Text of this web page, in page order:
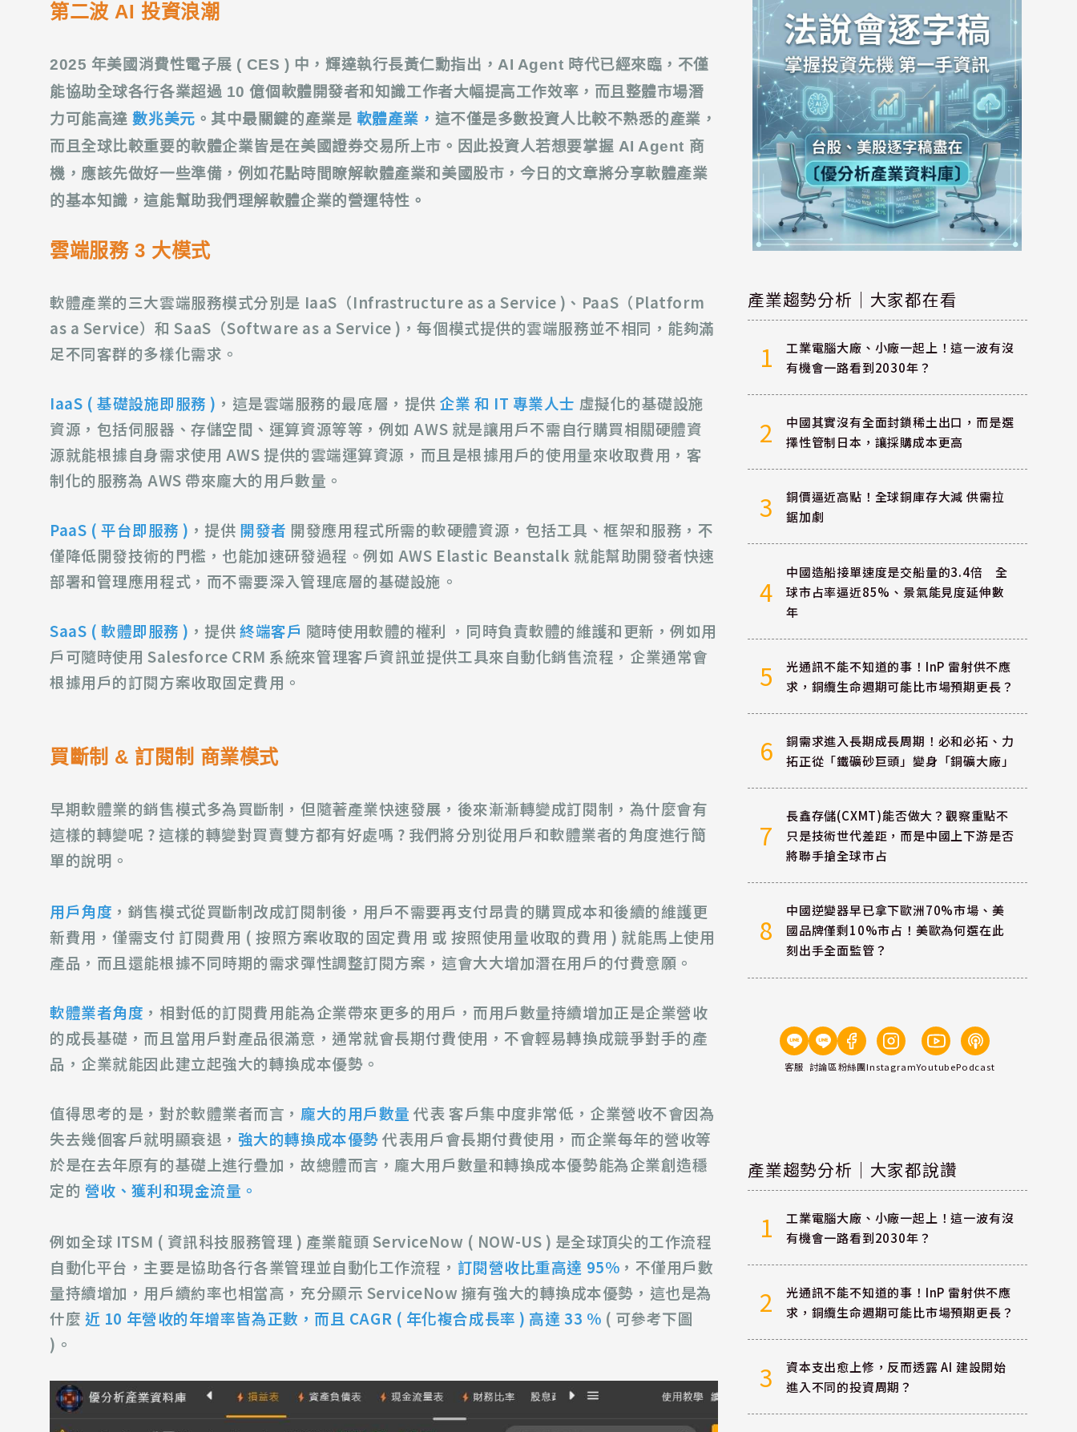
第二波 AI 投資浪潮
2025 年美國消費性電子展 ( CES ) 中，輝達執行長黃仁勳指出，AI Agent 時代已經來臨，不僅
能協助全球各行各業超過 10 億個軟體開發者和知識工作者大幅提高工作效率，而且整體市場潛
力可能高達 數兆美元 。其中最關鍵的產業是 軟體產業， 這不僅是多數投資人比較不熟悉的產業，
而且全球比較重要的軟體企業皆是在美國證券交易所上市。因此投資人若想要掌握 AI Agent 商
機，應該先做好一些準備，例如花點時間瞭解軟體產業和美國股市，今日的文章將分享軟體產業
的基本知識，這能幫助我們理解軟體企業的營運特性。
雲端服務 3 大模式
軟體產業的三大雲端服務模式分別是 IaaS（Infrastructure as a Service )、PaaS（Platform
as a Service）和 SaaS（Software as a Service )，每個模式提供的雲端服務並不相同，能夠滿
足不同客群的多樣化需求。
IaaS ( 基礎設施即服務 ) ，這是雲端服務的最底層，提供 企業 和 IT 專業人士 虛擬化的基礎設施
資源，包括伺服器、存儲空間、運算資源等等，例如 AWS 就是讓用戶不需自行購買相關硬體資
源就能根據自身需求使用 AWS 提供的雲端運算資源，而且是根據用戶的使用量來收取費用，客
制化的服務為 AWS 帶來龐大的用戶數量。
PaaS ( 平台即服務 ) ，提供 開發者 開發應用程式所需的軟硬體資源，包括工具、框架和服務，不
僅降低開發技術的門檻，也能加速研發過程。例如 AWS Elastic Beanstalk 就能幫助開發者快速
部署和管理應用程式，而不需要深入管理底層的基礎設施。
SaaS ( 軟體即服務 ) ，提供終端客戶 隨時使用軟體的權利 ，同時負責軟體的維護和更新，例如用
戶可隨時使用 Salesforce CRM 系統來管理客戶資訊並提供工具來自動化銷售流程，企業通常會
根據用戶的訂閱方案收取固定費用。
買斷制 & 訂閱制 商業模式
早期軟體業的銷售模式多為買斷制，但隨著產業快速發展，後來漸漸轉變成訂閱制，為什麼會有
這樣的轉變呢 ? 這樣的轉變對買賣雙方都有好處嗎 ? 我們將分別從用戶和軟體業者的角度進行簡
單的說明。
用戶角度 ，銷售模式從買斷制改成訂閱制後，用戶不需要再支付昂貴的購買成本和後續的維護更
新費用，僅需支付 訂閱費用 ( 按照方案收取的固定費用 或 按照使用量收取的費用 ) 就能馬上使用
產品，而且還能根據不同時期的需求彈性調整訂閱方案，這會大大增加潛在用戶的付費意願。
軟體業者角度 ，相對低的訂閱費用能為企業帶來更多的用戶，而用戶數量持續增加正是企業營收
的成長基礎，而且當用戶對產品很滿意，通常就會長期付費使用，不會輕易轉換成競爭對手的產
品，企業就能因此建立起強大的轉換成本優勢。
值得思考的是，對於軟體業者而言， 龐大的用戶數量代表 客戶集中度非常低，企業營收不會因為
失去幾個客戶就明顯衰退， 強大的轉換成本優勢代表用戶會長期付費使用，而企業每年的營收等
於是在去年原有的基礎上進行疊加，故總體而言，龐大用戶數量和轉換成本優勢能為企業創造穩
定的 營收、獲利和現金流量。
例如全球 ITSM ( 資訊科技服務管理 ) 產業龍頭 ServiceNow ( NOW-US ) 是全球頂尖的工作流程
自動化平台，主要是協助各行各業管理並自動化工作流程， 訂閱營收比重高達 95% ，不僅用戶數
量持續增加，用戶續約率也相當高，充分顯示 ServiceNow 擁有強大的轉換成本優勢，這也是為
什麼 近 10 年營收的年增率皆為正數，而且 CAGR ( 年化複合成長率 ) 高達 33 % ( 可參考下圖
)。
產業趨勢分析｜大家都在看
1
工業電腦大廠、小廠一起上！這一波有沒
有機會一路看到2030年？
2
中國其實沒有全面封鎖稀土出口，而是選
擇性管制日本，讓採購成本更高
3
銅價逼近高點！全球銅庫存大減 供需拉
鋸加劇
4
中國造船接單速度是交船量的3.4倍 全
球市占率逼近85%、景氣能見度延伸數
年
5
光通訊不能不知道的事！InP 雷射供不應
求，銅纜生命週期可能比市場預期更長？
6
銅需求進入長期成長周期！必和必拓、力
拓正從「鐵礦砂巨頭」變身「銅礦大廠」
7
長鑫存儲(CXMT)能否做大？觀察重點不
只是技術世代差距，而是中國上下游是否
將聯手搶全球市占
8
中國逆變器早已拿下歐洲70%市場、美
國品牌僅剩10%市占！美歐為何選在此
刻出手全面監管？
客服 討論區粉絲團InstagramYoutubePodcast
產業趨勢分析｜大家都說讚
1
工業電腦大廠、小廠一起上！這一波有沒
有機會一路看到2030年？
2
光通訊不能不知道的事！InP 雷射供不應
求，銅纜生命週期可能比市場預期更長？
3
資本支出愈上修，反而透露 AI 建設開始
進入不同的投資周期？